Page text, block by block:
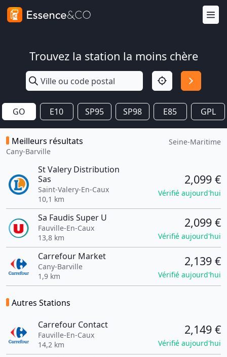
Trouvez la station la moins chère
GO E10 SP95 SP98 E85 GPL
Meilleurs résultats
Cany-Barville
Seine-Maritime
St Valery Distribution
Sas
Saint-Valery-En-Caux
10,1 km
2,099 €
Vérifié aujourd'hui
Sa Faudis Super U
Fauville-En-Caux
13,8 km
2,099 €
Vérifié aujourd'hui
Carrefour Market
Cany-Barville
1,9 km
2,139 €
Vérifié aujourd'hui
Autres Stations
Carrefour Contact
Fauville-En-Caux
14,2 km
2,149 €
Vérifié aujourd'hui